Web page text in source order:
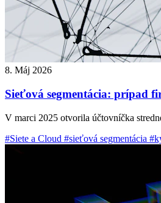
8. Máj 2026
Sieťová segmentácia: prípad
V marci 2025 otvorila účtovníčka
#Siete a Cloud #sieťová segmentácia